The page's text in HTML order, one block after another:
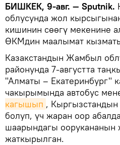
БИШКЕК, 9-авг. — Sputnik.
облусунда жол
кишинин сөөгү мекенине
ӨКМдин маалымат
Казакстандын Жамбыл
районунда 7-августта
"Алматы – Екатеринбург"
чакырымында автобус
кагышып , Кыргызстандын
болуп, үч жаран оор
шаарындагы
жаткырылган.